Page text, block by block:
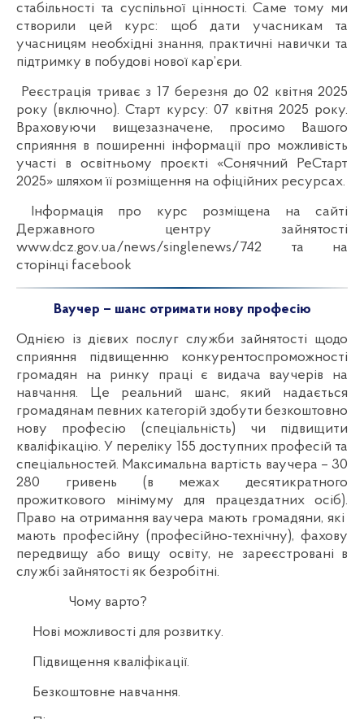
стабільності та суспільної цінності. Саме тому ми
створили цей курс: щоб дати учасникам та
учасницям необхідні знання, практичні навички та
підтримку в побудові нової кар’єри.
Реєстрація триває з 17 березня до 02 квітня 2025
року (включно). Старт курсу: 07 квітня 2025 року.
Враховуючи вищезазначене, просимо Вашого
сприяння в поширенні інформації про можливість
участі в освітньому проєкті «Сонячний РеСтарт
2025» шляхом її розміщення на офіційних ресурсах.
Інформація про курс розміщена на сайті
Державного центру зайнятості
www.dcz.gov.ua/news/singlenews/742 та на
сторінці facebook
Ваучер – шанс отримати нову професію
Однією із дієвих послуг служби зайнятості щодо
сприяння підвищенню конкурентоспроможності
громадян на ринку праці є видача ваучерів на
навчання. Це реальний шанс, який надається
громадянам певних категорій здобути безкоштовно
нову професію (спеціальність) чи підвищити
кваліфікацію. У переліку 155 доступних професій та
спеціальностей. Максимальна вартість ваучера – 30
280 гривень (в межах десятикратного
прожиткового мінімуму для працездатних осіб).
Право на отримання ваучера мають громадяни, які
мають професійну (професійно-технічну), фахову
передвищу або вищу освіту, не зареєстровані в
службі зайнятості як безробітні.
Чому варто?
Нові можливості для розвитку.
Підвищення кваліфікації.
Безкоштовне навчання.